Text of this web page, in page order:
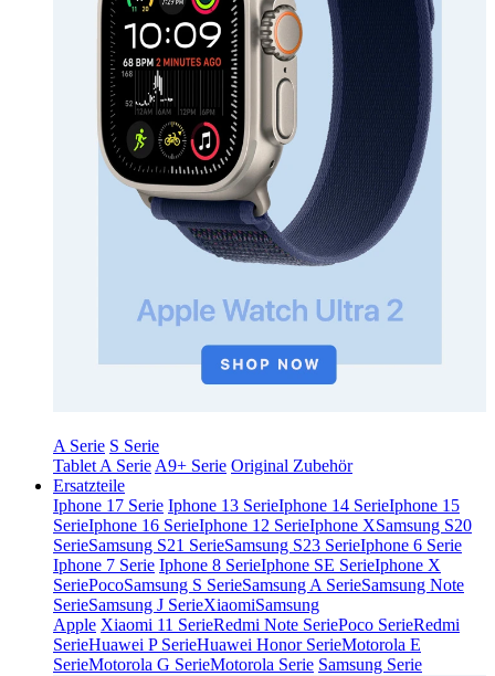
A Serie S Serie
Tablet A Serie A9+ Serie Original Zubehör
Ersatzteile
Iphone 17 Serie Iphone 13 SerieIphone 14 SerieIphone 15
SerieIphone 16 SerieIphone 12 SerieIphone XSamsung S20
SerieSamsung S21 SerieSamsung S23 SerieIphone 6 Serie
Iphone 7 Serie Iphone 8 SerieIphone SE SerieIphone X
SeriePocoSamsung S SerieSamsung A SerieSamsung Note
SerieSamsung J SerieXiaomiSamsung
Apple Xiaomi 11 SerieRedmi Note SeriePoco SerieRedmi
SerieHuawei P SerieHuawei Honor SerieMotorola E
SerieMotorola G SerieMotorola Serie Samsung Serie